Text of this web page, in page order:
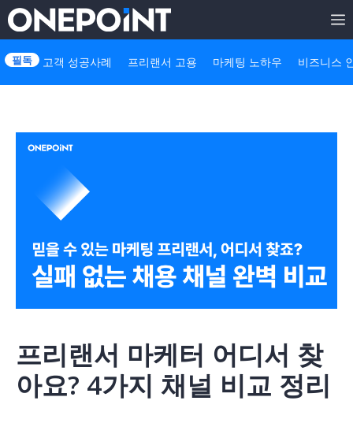
Skip
to
content
고객 성공사례 프리랜서 고용 마케팅 노하우 비즈니스
프리랜서 마케터 어디서 찾
아요? 4가지 채널 비교 정리